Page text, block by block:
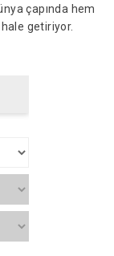
çapında hem
getiriyor.